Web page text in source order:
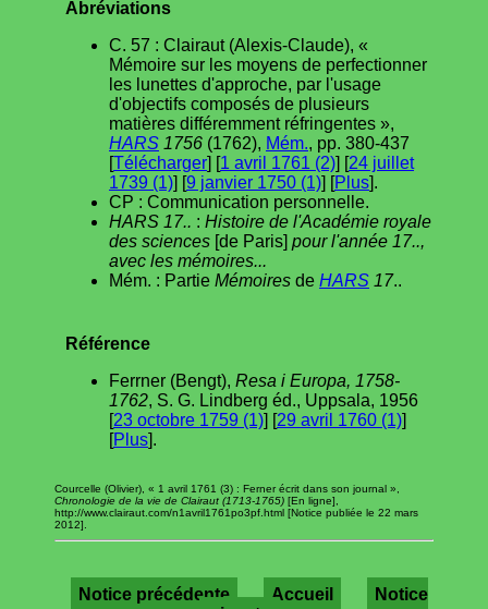
Abréviations
C. 57 : Clairaut (Alexis-Claude), «
Mémoire sur les moyens de perfectionner
les lunettes d'approche, par l'usage
d'objectifs composés de plusieurs
matières différemment réfringentes »,
HARS 1756 (1762), Mém., pp. 380-437
[Télécharger] [1 avril 1761 (2)] [24 juillet
1739 (1)] [9 janvier 1750 (1)] [Plus].
CP : Communication personnelle.
HARS 17.. : Histoire de l'Académie royale
des sciences [de Paris] pour l'année 17..,
avec les mémoires...
Mém. : Partie Mémoires de HARS 17..
Référence
Ferrner (Bengt), Resa i Europa, 1758-
1762, S. G. Lindberg éd., Uppsala, 1956
[23 octobre 1759 (1)] [29 avril 1760 (1)]
[Plus].
Courcelle (Olivier), « 1 avril 1761 (3) : Ferner écrit dans son journal »,
Chronologie de la vie de Clairaut (1713-1765) [En ligne],
http://www.clairaut.com/n1avril1761po3pf.html [Notice publiée le 22 mars
2012].
Notice précédente Accueil
Notice